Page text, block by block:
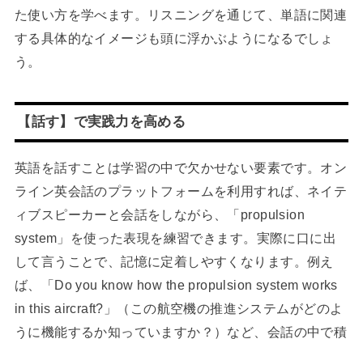
た使い方を学べます。リスニングを通じて、単語に関連
する具体的なイメージも頭に浮かぶようになるでしょ
う。
【話す】で実践力を高める
英語を話すことは学習の中で欠かせない要素です。オン
ライン英会話のプラットフォームを利用すれば、ネイテ
ィブスピーカーと会話をしながら、「propulsion
system」を使った表現を練習できます。実際に口に出
して言うことで、記憶に定着しやすくなります。例え
ば、「Do you know how the propulsion system works
in this aircraft?」（この航空機の推進システムがどのよ
うに機能するか知っていますか？）など、会話の中で積